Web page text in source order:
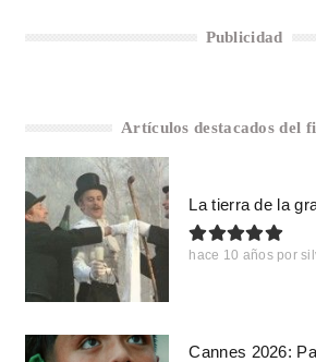
Publicidad
Artículos destacados del
La tierra de la
hace 10 años por
Cannes 2026: